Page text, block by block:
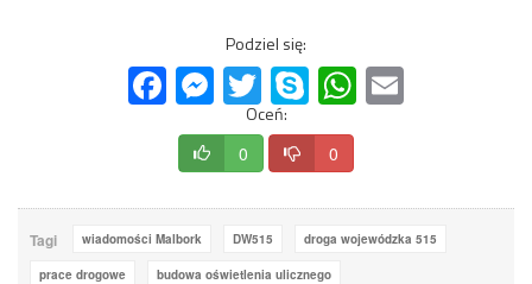
Podziel się:
FacebookMessenger
Twitter Skype WhatsApp
Oceń:
0 0
Tagi wiadomości Malbork DW515 droga wojewódzka 515
prace drogowe budowa oświetlenia ulicznego